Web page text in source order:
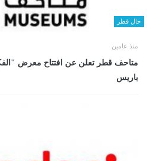
حال قطر
منذ عامين
متاحف قطر تعلن عن افتتاح معرض
باريس